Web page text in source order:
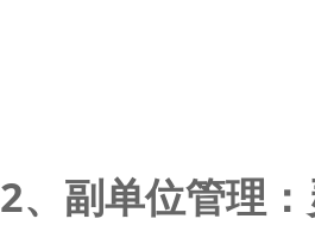
2、副单位管理